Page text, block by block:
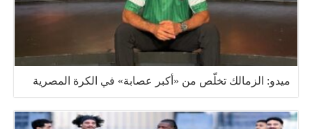
ميدو: الزمالك تخلّص من «أكبر عصابة» في الكرة المصرية